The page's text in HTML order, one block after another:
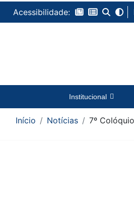
Acessibilidade:
Institucional
Início Notícias 7º